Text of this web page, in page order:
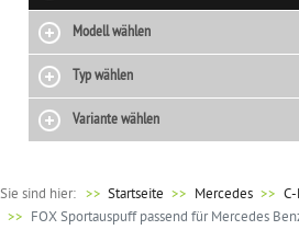
Modell wählen
Typ wählen
Variante wählen
Sie sind hier: >> Startseite Mercedes
FOX Sportauspuff passend für Mercedes